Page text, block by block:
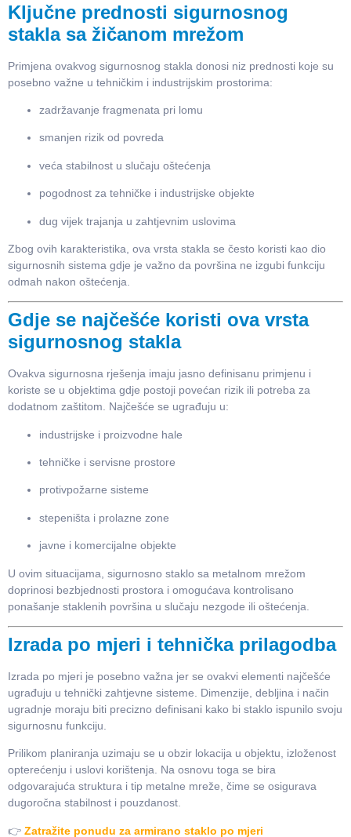
Ključne prednosti sigurnosnog
stakla sa žičanom mrežom
Primjena ovakvog sigurnosnog stakla donosi niz prednosti koje su
posebno važne u tehničkim i industrijskim prostorima:
zadržavanje fragmenata pri lomu
smanjen rizik od povreda
veća stabilnost u slučaju oštećenja
pogodnost za tehničke i industrijske objekte
dug vijek trajanja u zahtjevnim uslovima
Zbog ovih karakteristika, ova vrsta stakla se često koristi kao dio
sigurnosnih sistema gdje je važno da površina ne izgubi funkciju
odmah nakon oštećenja.
Gdje se najčešće koristi ova vrsta
sigurnosnog stakla
Ovakva sigurnosna rješenja imaju jasno definisanu primjenu i
koriste se u objektima gdje postoji povećan rizik ili potreba za
dodatnom zaštitom. Najčešće se ugrađuju u:
industrijske i proizvodne hale
tehničke i servisne prostore
protivpožarne sisteme
stepeništa i prolazne zone
javne i komercijalne objekte
U ovim situacijama, sigurnosno staklo sa metalnom mrežom
doprinosi bezbjednosti prostora i omogućava kontrolisano
ponašanje staklenih površina u slučaju nezgode ili oštećenja.
Izrada po mjeri i tehnička prilagodba
Izrada po mjeri je posebno važna jer se ovakvi elementi najčešće
ugrađuju u tehnički zahtjevne sisteme. Dimenzije, debljina i način
ugradnje moraju biti precizno definisani kako bi staklo ispunilo svoju
sigurnosnu funkciju.
Prilikom planiranja uzimaju se u obzir lokacija u objektu, izloženost
opterećenju i uslovi korištenja. Na osnovu toga se bira
odgovarajuća struktura i tip metalne mreže, čime se osigurava
dugoročna stabilnost i pouzdanost.
👉 Zatražite ponudu za armirano staklo po mjeri